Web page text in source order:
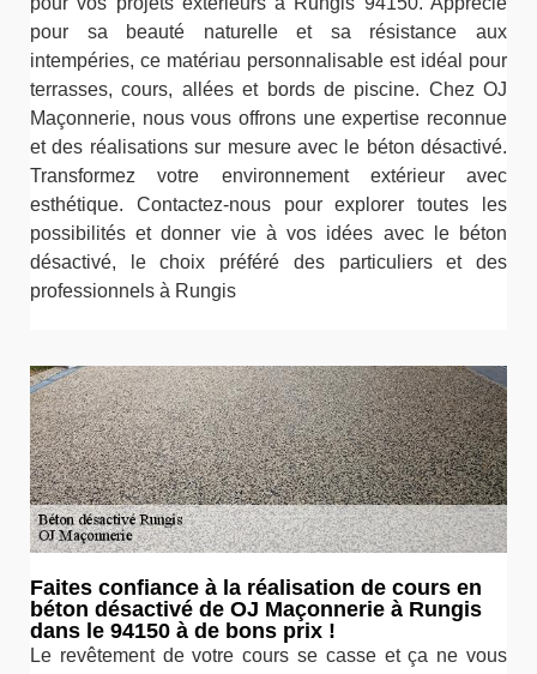
pour sa beauté naturelle et sa résistance aux
intempéries, ce matériau personnalisable est idéal pour
terrasses, cours, allées et bords de piscine. Chez OJ
Maçonnerie, nous vous offrons une expertise reconnue
et des réalisations sur mesure avec le béton désactivé.
Transformez votre environnement extérieur avec
esthétique. Contactez-nous pour explorer toutes les
possibilités et donner vie à vos idées avec le béton
désactivé, le choix préféré des particuliers et des
professionnels à Rungis
Faites confiance à la réalisation de cours en
béton désactivé de OJ Maçonnerie à Rungis
dans le 94150 à de bons prix !
Le revêtement de votre cours se casse et ça ne vous